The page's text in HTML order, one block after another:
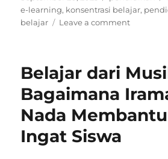
on
e-learning, konsentrasi belajar,
belajar
Leave a commenton
Belajar
dari
Rumah
Belajar dari
Bagaimana
Nada
Ingat Siswa